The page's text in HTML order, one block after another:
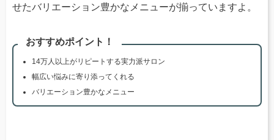
せたバリエーション豊かなメニューが揃っていますよ。
おすすめポイント！
14万人以上がリピートする実力派サロン
幅広い悩みに寄り添ってくれる
バリエーション豊かなメニュー